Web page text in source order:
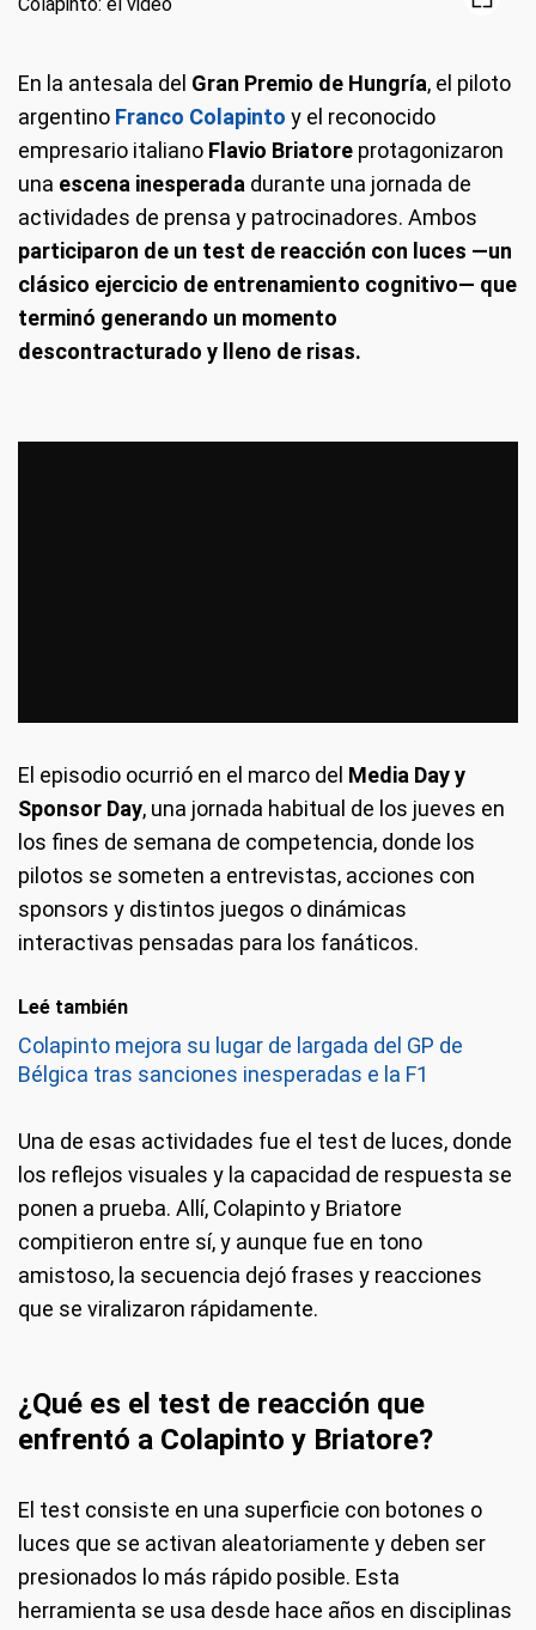
En la antesala del Gran Premio de Hungría, el piloto
argentino Franco Colapinto y el reconocido
empresario italiano Flavio Briatore protagonizaron
una escena inesperada durante una jornada de
actividades de prensa y patrocinadores. Ambos
participaron de un test de reacción con luces —un
clásico ejercicio de entrenamiento cognitivo— que
terminó generando un momento
descontracturado y lleno de risas.
El episodio ocurrió en el marco del Media Day y
Sponsor Day, una jornada habitual de los jueves en
los fines de semana de competencia, donde los
pilotos se someten a entrevistas, acciones con
sponsors y distintos juegos o dinámicas
interactivas pensadas para los fanáticos.
Leé también
Colapinto mejora su lugar de largada del GP de
Bélgica tras sanciones inesperadas e la F1
Una de esas actividades fue el test de luces, donde
los reflejos visuales y la capacidad de respuesta se
ponen a prueba. Allí, Colapinto y Briatore
compitieron entre sí, y aunque fue en tono
amistoso, la secuencia dejó frases y reacciones
que se viralizaron rápidamente.
¿Qué es el test de reacción que
enfrentó a Colapinto y Briatore?
El test consiste en una superficie con botones o
luces que se activan aleatoriamente y deben ser
presionados lo más rápido posible. Esta
herramienta se usa desde hace años en disciplinas